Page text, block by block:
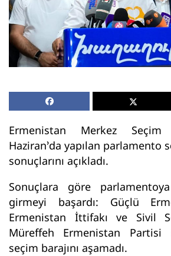
Ermenistan Merkez
Haziran’da yapılan parlamento
sonuçlarını açıkladı.
Sonuçlara göre
girmeyi başardı: Güçlü
Ermenistan İttifakı ve Sivil
Müreffeh Ermenistan Partisi
seçim barajını aşamadı.